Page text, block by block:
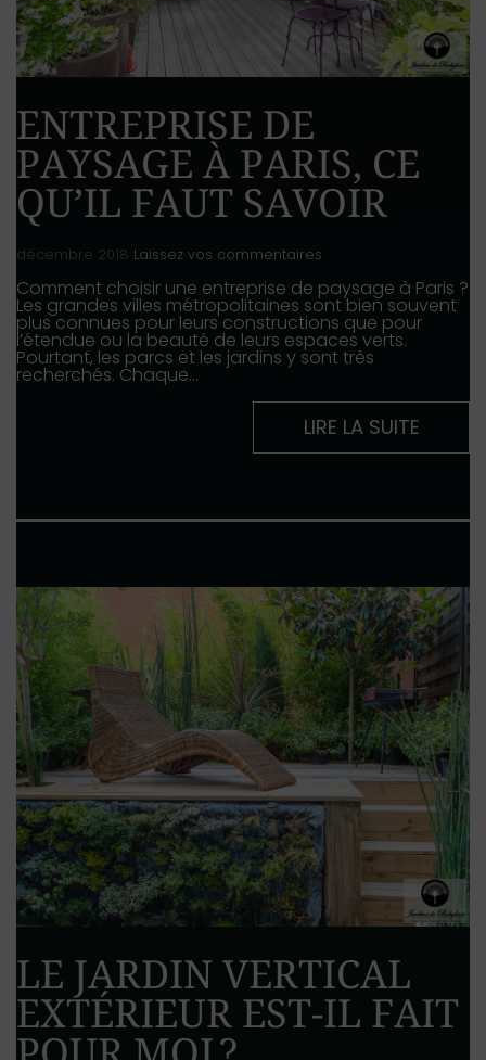
ENTREPRISE DE
PAYSAGE À PARIS, CE
QU’IL FAUT SAVOIR
décembre 2018 Laissez vos commentaires
Comment choisir une entreprise de paysage à Paris ?
Les grandes villes métropolitaines sont bien souvent
plus connues pour leurs constructions que pour
l’étendue ou la beauté de leurs espaces verts.
Pourtant, les parcs et les jardins y sont très
recherchés. Chaque…
LIRE LA SUITE
LE JARDIN VERTICAL
EXTÉRIEUR EST-IL FAIT